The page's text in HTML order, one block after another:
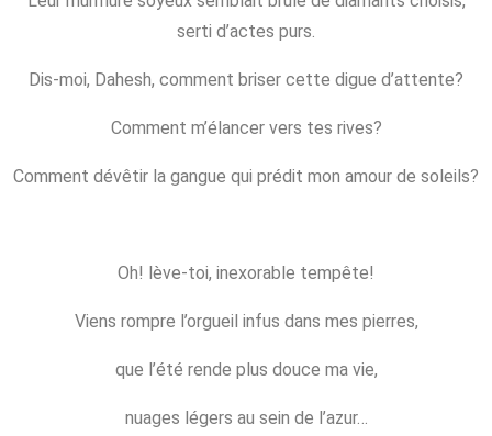
serti d’actes purs.
Dis-moi, Dahesh, comment briser cette digue d’attente?
Comment m’élancer vers tes rives?
Comment dévêtir la gangue qui prédit mon amour de soleils?
Oh! lève-toi, inexorable tempête!
Viens rompre l’orgueil infus dans mes pierres,
que l’été rende plus douce ma vie,
nuages légers au sein de l’azur…